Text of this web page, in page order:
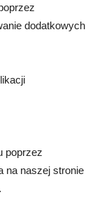
dodatkowych
poprzez
na naszej stronie